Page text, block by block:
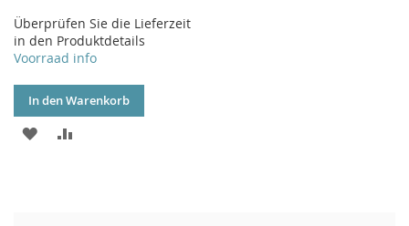
Überprüfen Sie die Lieferzeit
in den Produktdetails
Voorraad info
In den Warenkorb
ZUR